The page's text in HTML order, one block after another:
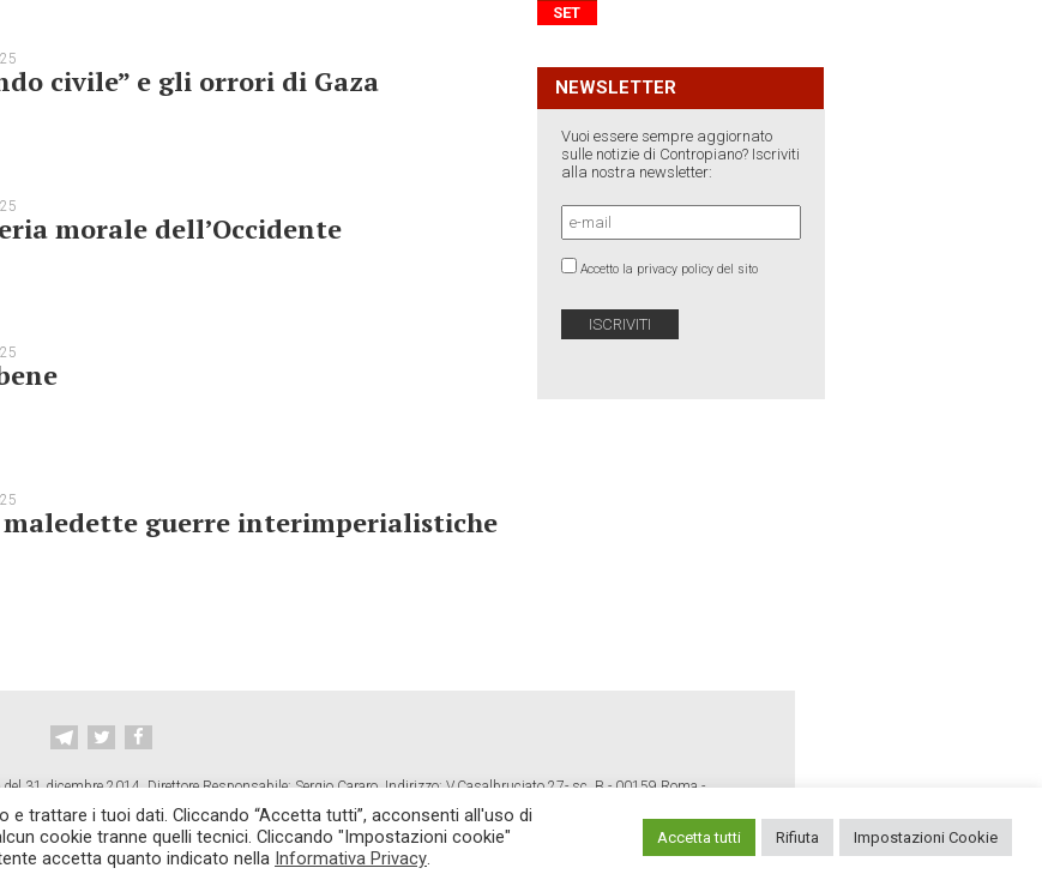
civile” e gli orrori di Gaza
morale dell’Occidente
maledette guerre interimperialistiche
SET
NEWSLETTER
Vuoi essere sempre aggiornato
sulle notizie di Contropiano? Iscriviti
alla nostra newsletter:
Accetto la privacy policy del sito
31 dicembre 2014. Direttore Responsabile: Sergio Cararo. Indirizzo: V.Casalbruciato 27- sc. B - 00159 Roma -
TG CONTROPIANO LINK CONSIGLIATI PRIVACY COOKIE POLICY
trattare i tuoi dati. Cliccando “Accetta tutti”, acconsenti all'uso di
cookie tranne quelli tecnici. Cliccando "Impostazioni cookie"
accetta quanto indicato nella Informativa Privacy.
Accetta tutti Rifiuta Impostazioni Cookie